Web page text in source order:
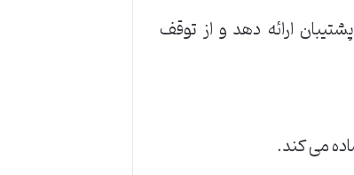
ارائه دهد و از توقف
می کند.